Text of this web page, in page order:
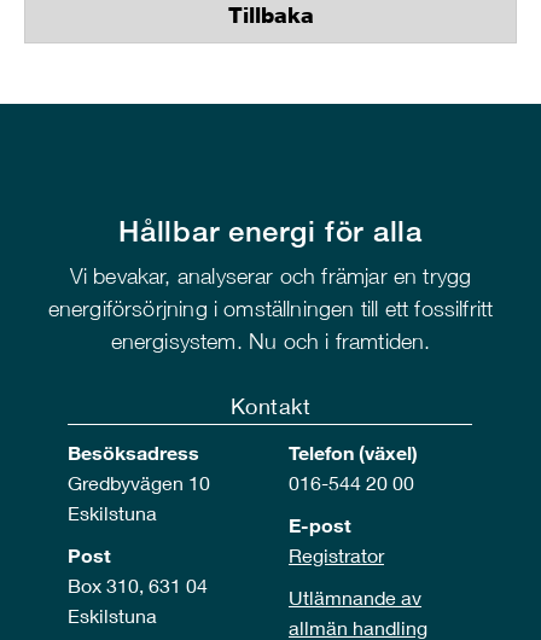
Tillbaka
Hållbar energi för alla
Vi bevakar, analyserar och främjar en trygg
energiförsörjning i omställningen till ett fossilfritt
energisystem. Nu och i framtiden.
Kontakt
Besöksadress
Gredbyvägen 10
Eskilstuna
Post
Box 310, 631 04
Eskilstuna
Telefon (växel)
016-544 20 00
E-post
Registrator
Utlämnande av
allmän handling